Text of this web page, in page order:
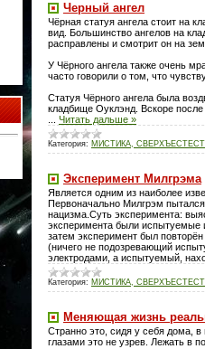
Черный ангел
Чёрная статуя ангела стоит на
вид. Большинство ангелов на
расправлены и смотрит он на
У Чёрного ангела также очень
часто говорили о том, что
Статуя Чёрного ангела была
кладбище Оуклэнд. Вскоре
Читать дальше »
Категория: МИСТИКА,
Эксперимент Милгрэма
Является одним из наиболее
Первоначально Милгрэм
нацизма.Суть эксперимента:
эксперимента были испытуемые
затем эксперимент был
(ничего не подозревающий
электродами, а испытуемый,
Категория: МИСТИКА,
Меняющая жизнь
Странно это, сидя у себя дома,
глазами это не узрев. Лежать в